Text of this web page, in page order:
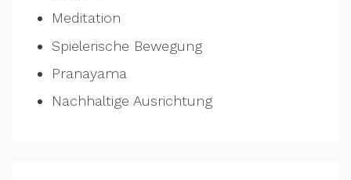
Meditation
Spielerische Bewegung
Pranayama
Nachhaltige Ausrichtung